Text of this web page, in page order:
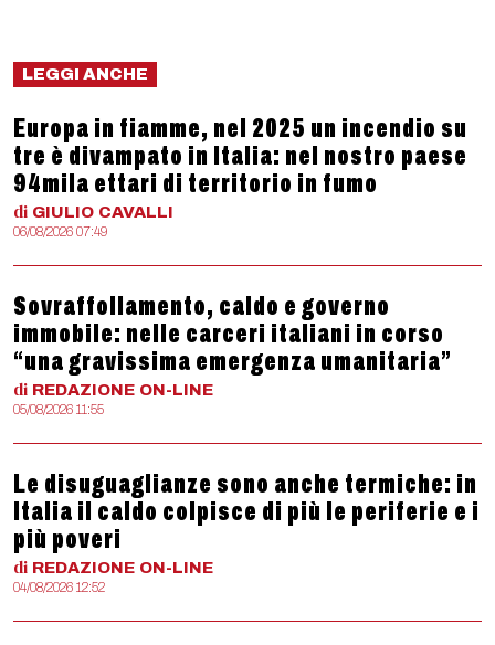
LEGGI ANCHE
Europa in fiamme, nel 2025 un incendio su
tre è divampato in Italia: nel nostro paese
94mila ettari di territorio in fumo
di GIULIO CAVALLI
06/08/2026 07:49
Sovraffollamento, caldo e governo
immobile: nelle carceri italiani in corso
“una gravissima emergenza umanitaria”
di REDAZIONE ON-LINE
05/08/2026 11:55
Le disuguaglianze sono anche termiche: in
Italia il caldo colpisce di più le periferie e i
più poveri
di REDAZIONE ON-LINE
04/08/2026 12:52